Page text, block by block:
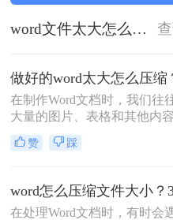
word文件太大怎么压缩变小
在制作Word文档时，我们往
大量的图片、表格和其他内
Word文件体积庞大，不仅占
间，还影响文件的传输速度。
绍两种有效的Word文件压缩
助你轻松解决这一问题。
赞 踩
在处理Word文档时，有时会